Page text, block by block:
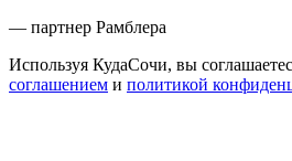
— партнер Рамблера
Используя КудаСочи, вы
соглашением и политикой